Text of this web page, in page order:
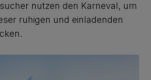
nutzen den Karneval, um
ruhigen und einladenden